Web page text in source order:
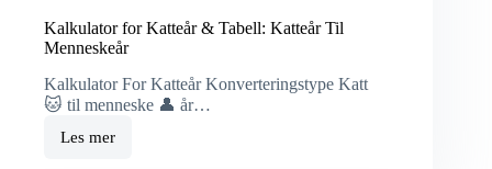
Kalkulator for Katteår & Tabell: Katteår Til
Menneskeår
Kalkulator For Katteår Konverteringstype Katt
🐱 til menneske 👤 år…
Les merKalkulator